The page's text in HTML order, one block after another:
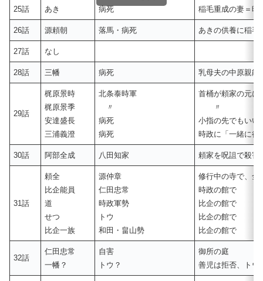
25話 あき 病死 稲毛重成の妻＝時
26話 源頼朝 落馬・病死 あきの供養に稲毛
27話 なし
28話 三幡 病死 乳母夫の中原親能
29話
梶原景時
梶原景季
安達盛長
三浦義澄
北条泰時軍
〃
病死
病死
首桶が頼家の元に
〃
小指の先でもいい
時政に「一緒に行
30話 阿部全成 八田知家 頼家を呪詛で殺害
31話
頼全
比企能員
道
せつ
比企一族
源仲章
仁田忠常
時政軍勢
トウ
和田・畠山勢
修行中の寺で、全
時政の館で
比企の館で
比企の館で
比企の館で
32話
仁田忠常
一幡？
自害
トウ？
御所の庭
善児は拒否、トウ